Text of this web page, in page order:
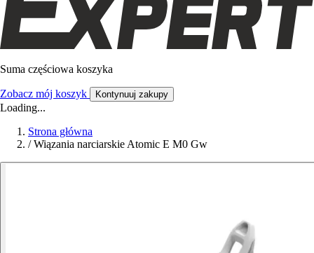
Suma częściowa koszyka
Zobacz mój koszyk Kontynuuj zakupy
Loading...
Strona główna
/ Wiązania narciarskie Atomic E M0 Gw